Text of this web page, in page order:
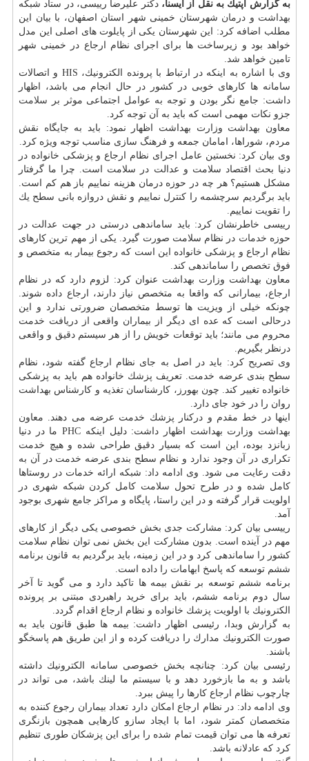
به گزارش اپتیك به نقل از ایسنا،دكتر علیرضا رییسی، در ستاد شبكه
بهداشت و درمان شهرستان خمینی شهر استان اصفهان، با بیان این
مطلب اضافه كرد: این شهرستان یكی از پایلوت های اصلی این مدل
خواهد بود و زیرساخت ها برای اجرای نظام ارجاع در خمینی شهر
تامین خواهد شد.
وی با اشاره به اینكه در ارتباط با پرونده الكترونیك، HIS و اتصالات
سامانه ها كارهای خوبی در كشور در حال انجام می باشد، اظهار
داشت: جامع نگر بودن و توجه به عوامل اجتماعی موثر بر سلامت
جزو نكات مهمی است كه باید به آن توجه كرد.
معاون بهداشت وزارت بهداشت اظهار نمود: باید به جایگاه نقش
مردم، شوراها، امامان جمعه و فرهنگ سازی مناسب توجه ویژه كرد.
وی بیان كرد: نخستین عامل اجرای نظام ارجاع و پزشكی خانواده در
دنیا بحث اقتصاد سلامت و عدالت در سلامت است. چرا ما گرفتار
مشكل هستیم؟ هر چه در حوزه درمان هزینه نماییم باز هم كم است.
باید برگردیم سرچشمه را كنترل نماییم و نقش دروازه بانی سطح یك
را تقویت نماییم.
رییسی خاطرنشان كرد: باید ساماندهی درستی در جهت عدالت در
حوزه خدمات در نظام سلامت صورت گیرد. یكی از مهم ترین كارهای
نظام ارجاع و پزشكی خانواده این است كه رجوع بیمار به متخصص و
فوق تخصص را ساماندهی كند.
معاون بهداشت وزارت بهداشت عنوان كرد: لزوم دارد كه در نظام
ارجاع، بیمارانی كه واقعا به متخصص نیاز دارند، ارجاع داده شوند.
چونكه خیلی از ویزیت ها توسط متخصصان ضرورتی ندارد و این
درحالی است كه عده ای دیگر از بیماران واقعی از دریافت خدمت
محروم می مانند؛ باید توقعات خویش را از هر سیستم دقیق و واقعی
درنظر بگیریم.
وی تصریح كرد: باید در اصل به جای نظام ارجاع گفته شود، نظام
سطح بندی عرضه خدمت. تعریف پزشك خانواده هم باید به پزشكی
خانواده تغییر كند. چون بهورز، كارشناسان تغذیه و كارشناس بهداشت
روان را در خود جای دارد.
اینها در خط مقدم و دركنار پزشك خدمت عرضه می دهند. معاون
بهداشت وزارت بهداشت اظهار داشت: دلیل اینكه PHC ما در دنیا
زبانزد بوده، این است كه بسیار دقیق طراحی شده و هیچ خدمت
تكراری در آن وجود ندارد و نظام سطح بندی عرضه خدمت در آن به
دقت رعایت می شود. وی ادامه داد: شبكه ارائه خدمات در روستاها
كامل شده و در طرح تحول سلامت كامل كردن شبكه شهری در
اولویت قرار گرفته و در این راستا، پایگاه و مراكز جامع شهری بوجود
آمد.
رییسی بیان كرد: مشاركت جدی بخش خصوصی یكی دیگر از كارهای
مهم در آینده است. بدون مشاركت این بخش نمی توان نظام سلامت
كشور را ساماندهی كرد و در این زمینه، باید برگردیم به قانون برنامه
ششم توسعه كه پاسخ ابهامات را داده است.
برنامه ششم توسعه بر نقش بیمه ها تاكید دارد و می گوید تا آخر
سال دوم برنامه ششم، باید برای خرید راهبردی مبتنی بر پرونده
الكترونیك با اولویت پزشك خانواده و نظام ارجاع اقدام گردد.
به گزارش وبدا، رئیسی اظهار داشت: بیمه ها طبق قانون باید به
صورت الكترونیك مدارك را دریافت كرده و از این طریق هم پاسخگو
باشند.
رئیسی بیان كرد: چنانچه بخش خصوصی سامانه الكترونیك داشته
باشد و به ما بازخورد دهد و با سیستم ما لینك باشد، می تواند در
چارچوب نظام ارجاع كارها را پیش ببرد.
وی ادامه داد: در نظام ارجاع امكان دارد تعداد بیماران رجوع كننده به
متخصصان كمتر شود، اما با ایجاد سازو كارهایی همچون بازنگری
تعرفه ها می توان قیمت تمام شده را برای این پزشكان طوری تنظیم
كرد كه عادلانه باشد.